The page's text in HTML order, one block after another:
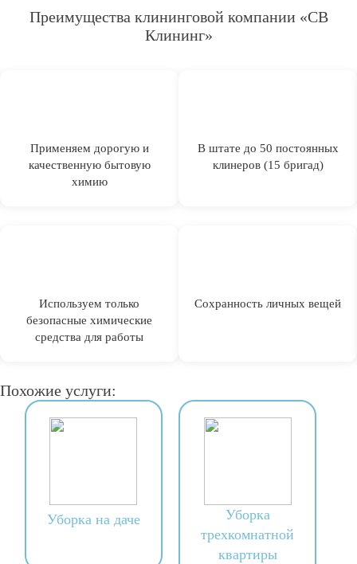
Преимущества клининговой компании «СВ
Клининг»
Применяем дорогую и
качественную бытовую
химию
В штате до 50 постоянных
клинеров (15 бригад)
Используем только
безопасные химические
средства для работы
Сохранность личных вещей
Похожие услуги:
Уборка на даче
Уборка
трехкомнатной
квартиры